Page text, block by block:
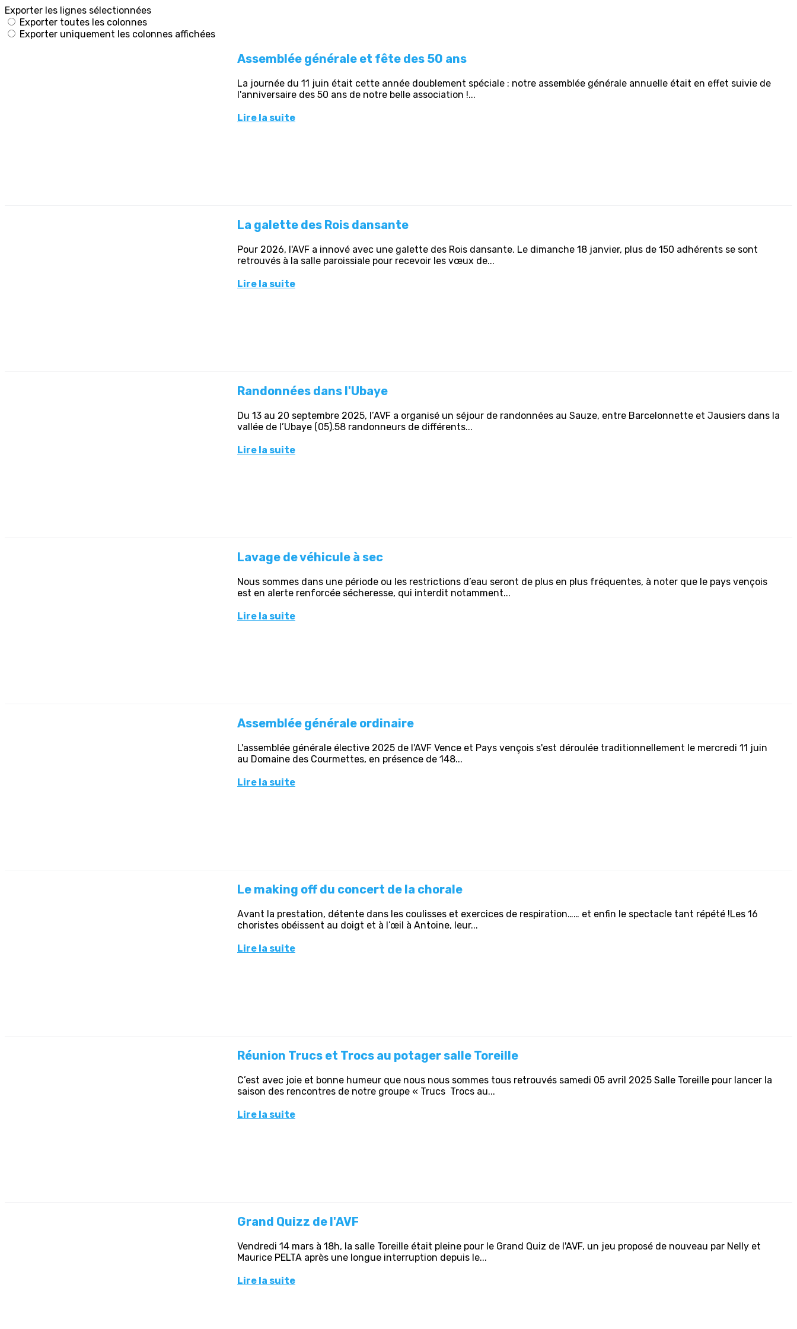
Exporter les lignes sélectionnées
Exporter toutes les colonnes
Exporter uniquement les colonnes affichées
Assemblée générale et fête des 50 ans
La journée du 11 juin était cette année doublement spéciale : notre assemblée générale annuelle était en effet suivie de
l'anniversaire des 50 ans de notre belle association !...
Lire la suite
La galette des Rois dansante
Pour 2026, l'AVF a innové avec une galette des Rois dansante. Le dimanche 18 janvier, plus de 150 adhérents se sont
retrouvés à la salle paroissiale pour recevoir les vœux de...
Lire la suite
Randonnées dans l'Ubaye
Du 13 au 20 septembre 2025, l’AVF a organisé un séjour de randonnées au Sauze, entre Barcelonnette et Jausiers dans la
vallée de l’Ubaye (05).58 randonneurs de différents...
Lire la suite
Lavage de véhicule à sec
Nous sommes dans une période ou les restrictions d’eau seront de plus en plus fréquentes, à noter que le pays vençois
est en alerte renforcée sécheresse, qui interdit notamment...
Lire la suite
Assemblée générale ordinaire
L'assemblée générale élective 2025 de l'AVF Vence et Pays vençois s'est déroulée traditionnellement le mercredi 11 juin
au Domaine des Courmettes, en présence de 148...
Lire la suite
Le making off du concert de la chorale
Avant la prestation, détente dans les coulisses et exercices de respiration…… et enfin le spectacle tant répété !Les 16
choristes obéissent au doigt et à l’œil à Antoine, leur...
Lire la suite
Réunion Trucs et Trocs au potager salle Toreille
C’est avec joie et bonne humeur que nous nous sommes tous retrouvés samedi 05 avril 2025 Salle Toreille pour lancer la
saison des rencontres de notre groupe « Trucs Trocs au...
Lire la suite
Grand Quizz de l'AVF
Vendredi 14 mars à 18h, la salle Toreille était pleine pour le Grand Quiz de l'AVF, un jeu proposé de nouveau par Nelly et
Maurice PELTA après une longue interruption depuis le...
Lire la suite